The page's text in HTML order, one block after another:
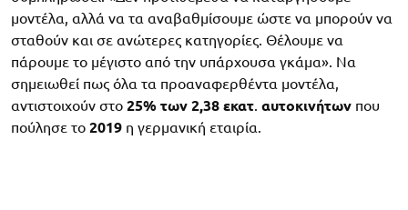
μοντέλα, αλλά να τα αναβαθμίσουμε ώστε να μπορούν να
σταθούν και σε ανώτερες κατηγορίες. Θέλουμε να
πάρουμε το μέγιστο από την υπάρχουσα γκάμα». Να
σημειωθεί πως όλα τα προαναφερθέντα μοντέλα,
αντιστοιχούν στο 25% των 2,38 εκατ. αυτοκινήτων που
πούλησε το 2019 η γερμανική εταιρία.